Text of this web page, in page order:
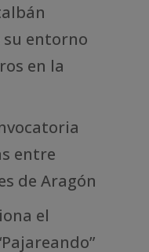
su entorno
en la
entre
de Aragón
el